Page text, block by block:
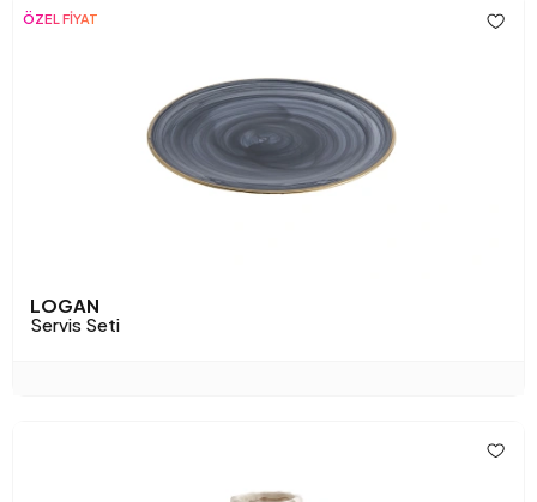
ÖZEL FİYAT
LOGAN
Servis Seti